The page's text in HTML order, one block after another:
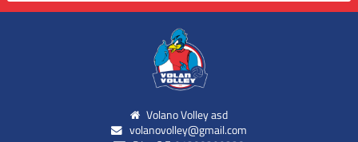
Volano Volley asd
volanovolley@gmail.com